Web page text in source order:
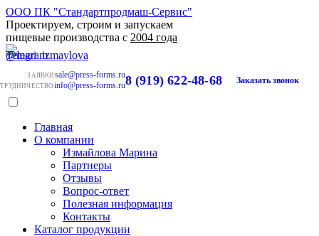
ООО ПК "Стандартпродмаш-Сервис"
Проектируем, строим и запускаем
пищевые производства с 2004 года
ЗАЯВКИ sale@press-forms.ru
info@press-forms.ru8 (919) 622-48-68 Заказать звонок
Главная
О компании
Измайлова Марина
Партнеры
Отзывы
Вопрос-ответ
Полезная информация
Контакты
Каталог продукции